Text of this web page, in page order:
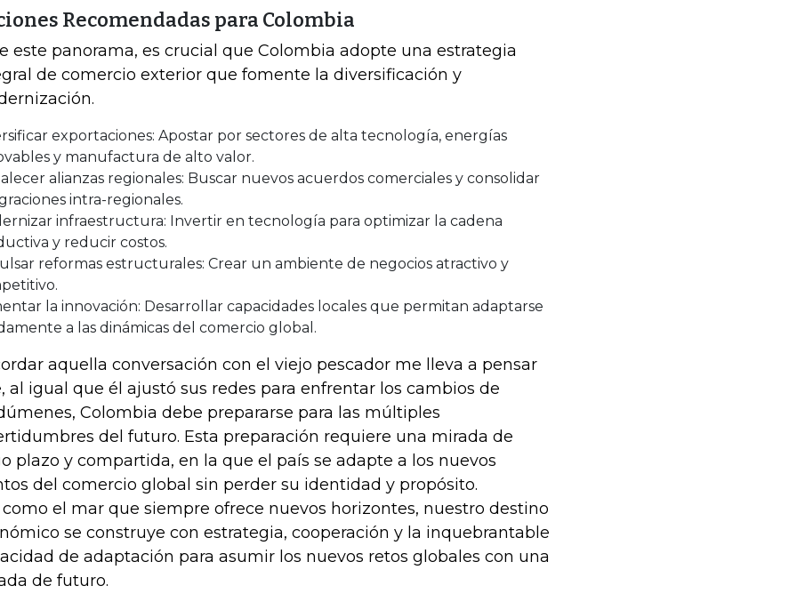
Recomendadas para Colombia
este panorama, es crucial que Colombia adopte una estrategia
de comercio exterior que fomente la diversificación y
exportaciones: Apostar por sectores de alta tecnología, energías
y manufactura de alto valor.
alianzas regionales: Buscar nuevos acuerdos comerciales y consolidar
intra-regionales.
infraestructura: Invertir en tecnología para optimizar la cadena
y reducir costos.
reformas estructurales: Crear un ambiente de negocios atractivo y
la innovación: Desarrollar capacidades locales que permitan adaptarse
a las dinámicas del comercio global.
aquella conversación con el viejo pescador me lleva a pensar
al igual que él ajustó sus redes para enfrentar los cambios de
Colombia debe prepararse para las múltiples
del futuro. Esta preparación requiere una mirada de
plazo y compartida, en la que el país se adapte a los nuevos
del comercio global sin perder su identidad y propósito.
como el mar que siempre ofrece nuevos horizontes, nuestro destino
se construye con estrategia, cooperación y la inquebrantable
de adaptación para asumir los nuevos retos globales con una
de futuro.